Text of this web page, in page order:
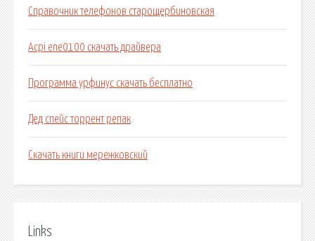
Справочник телефонов старощербиновская
Acpi ene0100 скачать драйвера
Программа урфинус скачать бесплатно
Дед спейс торрент репак
Скачать книги мережковский
Links